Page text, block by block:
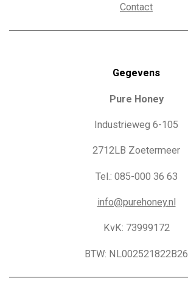
Contact
Gegevens
Pure Honey
Industrieweg 6-105
2712LB Zoetermeer
Tel.: 085-000 36 63
info@purehoney.nl
KvK: 73999172
BTW: NL002521822B26